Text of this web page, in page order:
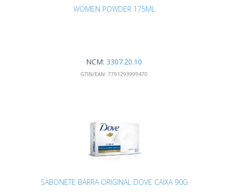
WOMEN POWDER 175ML
NCM: 3307.20.10
GTIN/EAN: 7791293999470
SABONETE BARRA ORIGINAL DOVE CAIXA 90G